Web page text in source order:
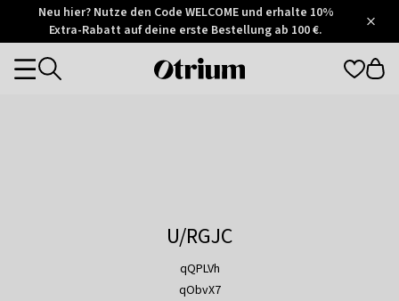
Otrium
Trustpilot
Neu hier? Nutze den Code WELCOME und erhalte 10%
Extra-Rabatt auf deine erste Bestellung ab 100 €.
Otrium
Categories
U/RGJC
qQPLVh
qObvX7